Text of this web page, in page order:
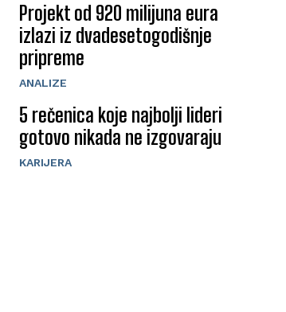
Projekt od 920 milijuna eura
izlazi iz dvadesetogodišnje
pripreme
ANALIZE
5 rečenica koje najbolji lideri
gotovo nikada ne izgovaraju
KARIJERA